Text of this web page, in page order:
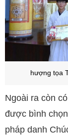
hượng tọa
Ngoài ra còn
được bình
pháp danh